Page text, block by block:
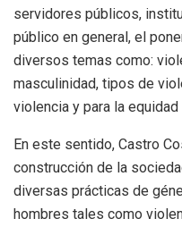
servidores públicos,
público en general, el
diversos temas como:
masculinidad, tipos de
violencia y para la
En este sentido, Castro
construcción de la
diversas prácticas de
hombres tales como